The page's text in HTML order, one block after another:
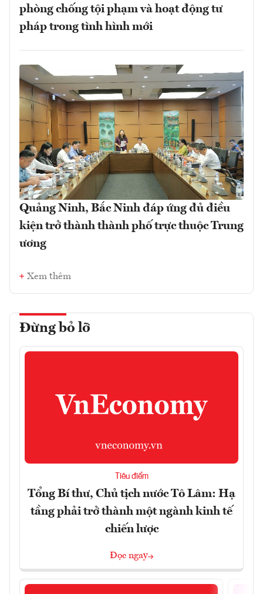
phòng chống tội phạm và hoạt động tư
pháp trong tình hình mới
Quảng Ninh, Bắc Ninh đáp ứng đủ điều
kiện trở thành thành phố trực thuộc Trung
ương
Xem thêm
Đừng bỏ lỡ
Tiêu điểm
Tổng Bí thư, Chủ tịch nước Tô Lâm: Hạ
tầng phải trở thành một ngành kinh tế
chiến lược
Đọc ngay